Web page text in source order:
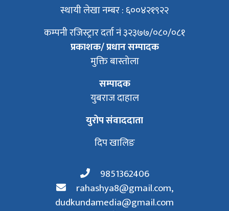
स्थायी लेखा नम्बर : ६००४२१९२२
कम्पनी रजिस्ट्रार दर्ता नं ३२३७७/०८०/०८१
प्रकाशक/ प्रधान सम्पादक
मुक्ति बास्तोला
सम्पादक
युबराज दाहाल
युरोप संवाददाता
दिप खालिङ
9851362406
rahashya8@gmail.com,
dudkundamedia@gmail.com